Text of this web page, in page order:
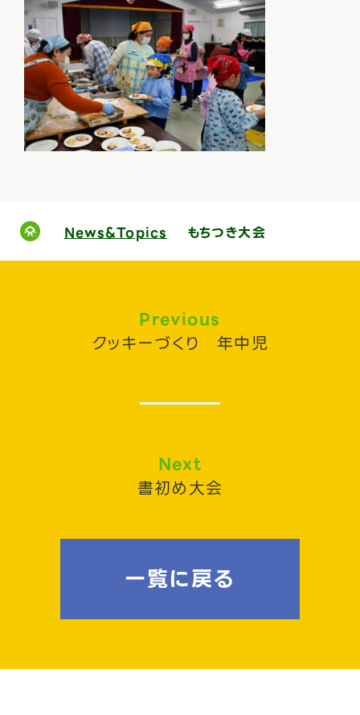
News&Topics もちつき大会
Previous
クッキーづくり 年中児
一覧に戻る
Next
書初め大会